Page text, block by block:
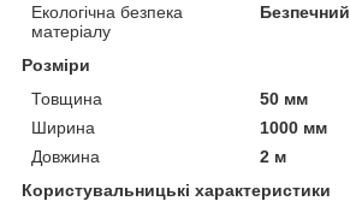
Екологічна безпека
матеріалу
Безпечний
Розміри
Товщина
50 мм
Ширина
1000 мм
Довжина
2 м
Користувальницькі характеристики